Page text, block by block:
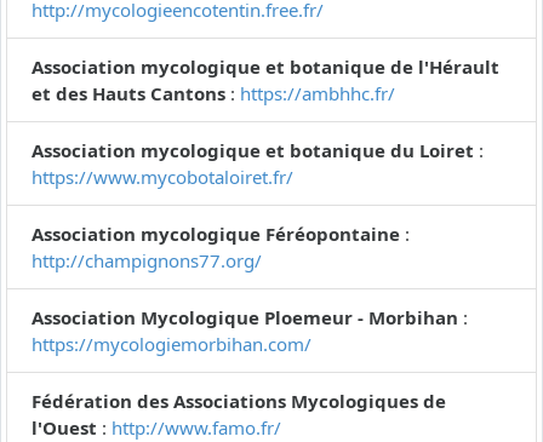
http://mycologieencotentin.free.fr/
Association mycologique et botanique de l'Hérault
et des Hauts Cantons : https://ambhhc.fr/
Association mycologique et botanique du Loiret :
https://www.mycobotaloiret.fr/
Association mycologique Féréopontaine :
http://champignons77.org/
Association Mycologique Ploemeur - Morbihan :
https://mycologiemorbihan.com/
Fédération des Associations Mycologiques de
l'Ouest : http://www.famo.fr/